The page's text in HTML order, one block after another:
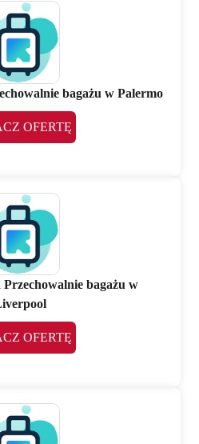
bagażu w Palermo
OFERTĘ
bagażu w
OFERTĘ